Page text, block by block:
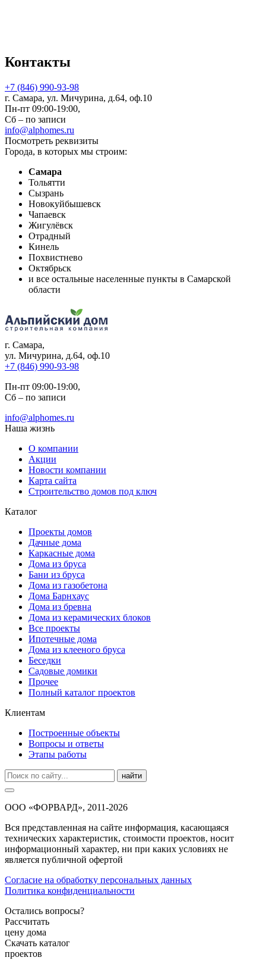
Контакты
+7 (846) 990-93-98
г. Самара, ул. Мичурина, д.64, оф.10
Пн-пт 09:00-19:00,
Сб – по записи
info@alphomes.ru
Посмотреть реквизиты
Города, в которых мы строим:
Самара
Тольятти
Сызрань
Новокуйбышевск
Чапаевск
Жигулёвск
Отрадный
Кинель
Похвистнево
Октябрьск
и все остальные населенные пункты в Самарской
области
г. Самара,
ул. Мичурина, д.64, оф.10
+7 (846) 990-93-98
Пн-пт 09:00-19:00,
Сб – по записи
info@alphomes.ru
Наша жизнь
О компании
Акции
Новости компании
Карта сайта
Строительство домов под ключ
Каталог
Проекты домов
Дачные дома
Каркасные дома
Дома из бруса
Бани из бруса
Дома из газобетона
Дома Барнхаус
Дома из бревна
Дома из керамических блоков
Все проекты
Ипотечные дома
Дома из клееного бруса
Беседки
Садовые домики
Прочее
Полный каталог проектов
Клиентам
Построенные объекты
Вопросы и ответы
Этапы работы
найти
ООО «ФОРВАРД», 2011-2026
Вся представленная на сайте информация, касающаяся
технических характеристик, стоимости проектов, носит
информационный характер, ни при каких условиях не
является публичной офертой
Согласие на обработку персональных данных
Политика конфиденциальности
Остались вопросы?
Рассчитать
цену дома
Скачать каталог
проектов